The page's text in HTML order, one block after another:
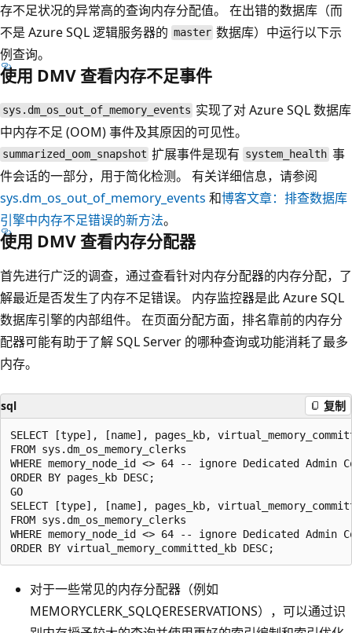
存不足状况的异常高的查询内存分配值。 在出错的数据库（而
不是 Azure SQL 逻辑服务器的 master 数据库）中运行以下示
例查询。
使用 DMV 查看内存不足事件
sys.dm_os_out_of_memory_events 实现了对 Azure SQL 数据库
中内存不足 (OOM) 事件及其原因的可见性。
summarized_oom_snapshot 扩展事件是现有 system_health 事
件会话的一部分，用于简化检测。 有关详细信息，请参阅
sys.dm_os_out_of_memory_events 和博客文章：排查数据库
引擎中内存不足错误的新方法。
使用 DMV 查看内存分配器
首先进行广泛的调查，通过查看针对内存分配器的内存分配，了
解最近是否发生了内存不足错误。 内存监控器是此 Azure SQL
数据库引擎的内部组件。 在页面分配方面，排名靠前的内存分
配器可能有助于了解 SQL Server 的哪种查询或功能消耗了最多
内存。
sql 复制
SELECT [type], [name], pages_kb,
FROM sys.dm_os_memory_clerks
WHERE memory_node_id <> 64 -- ignore Dedicated Admin
ORDER BY pages_kb DESC;
GO
SELECT [type], [name], pages_kb,
FROM sys.dm_os_memory_clerks
WHERE memory_node_id <> 64 -- ignore Dedicated Admin
对于一些常见的内存分配器（例如
MEMORYCLERK_SQLQERESERVATIONS），可以通过识